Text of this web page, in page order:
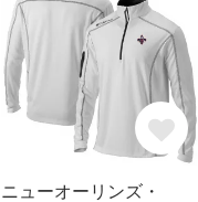
ニューオーリンズ・